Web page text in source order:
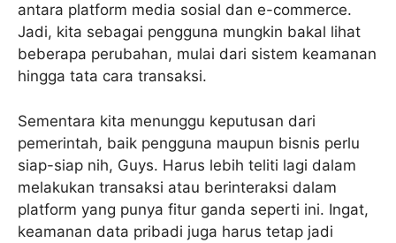
antara platform media sosial dan e-commerce.
Jadi, kita sebagai pengguna mungkin bakal lihat
beberapa perubahan, mulai dari sistem keamanan
hingga tata cara transaksi.
Sementara kita menunggu keputusan dari
pemerintah, baik pengguna maupun bisnis perlu
siap-siap nih, Guys. Harus lebih teliti lagi dalam
melakukan transaksi atau berinteraksi dalam
platform yang punya fitur ganda seperti ini. Ingat,
keamanan data pribadi juga harus tetap jadi